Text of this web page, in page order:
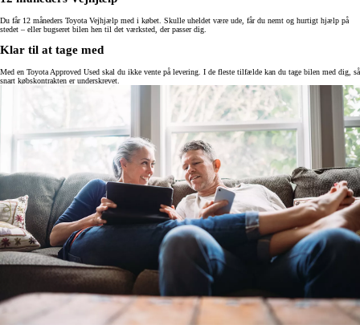
Du får 12 måneders Toyota Vejhjælp med i købet. Skulle uheldet være ude, får du nemt og hurtigt hjælp på
stedet – eller bugseret bilen hen til det værksted, der passer dig.
Klar til at tage med
Med en Toyota Approved Used skal du ikke vente på levering. I de fleste tilfælde kan du tage bilen med dig, så
snart købskontrakten er underskrevet.